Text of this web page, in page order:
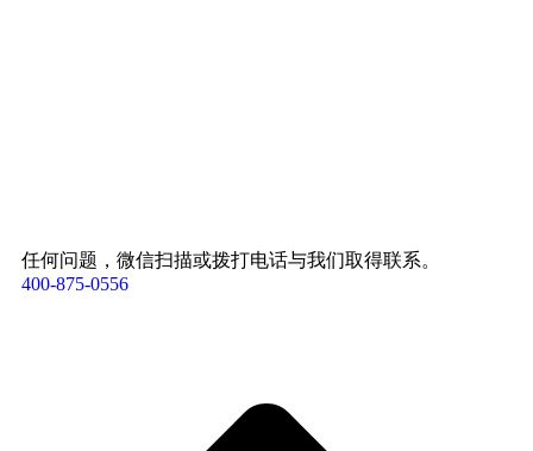
任何问题，微信扫描或拨打电话与我们取得联系。
400-875-0556​